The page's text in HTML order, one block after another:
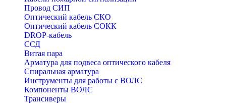
Провод СИП
Оптический кабель СКО
Оптический кабель СОКК
DROP-кабель
ССД
Витая пара
Арматура для подвеса оптического кабеля
Спиральная арматура
Инструменты для работы с ВОЛС
Компоненты ВОЛС
Трансиверы